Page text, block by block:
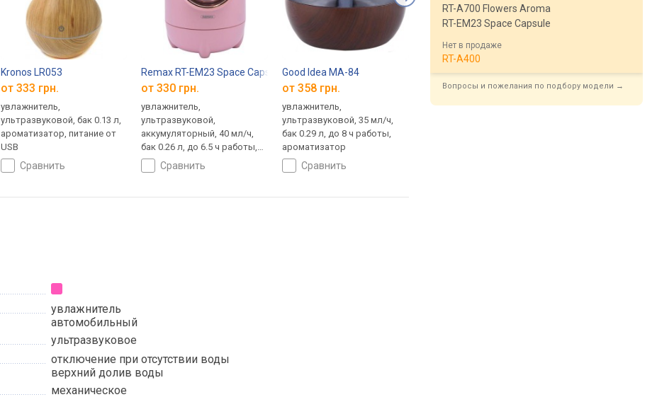
Kronos LR053
от 333 грн.
увлажнитель,
ультразвуковой, бак 0.13 л,
ароматизатор, питание от
USB
сравнить
Remax RT-EM23 Space Capsule
от 330 грн.
увлажнитель,
ультразвуковой,
аккумуляторный, 40 мл/ч,
бак 0.26 л, до 6.5 ч работы,
ароматизатор
сравнить
Good Idea MA-84
от 358 грн.
увлажнитель,
ультразвуковой, 35 мл/ч,
бак 0.29 л, до 8 ч работы,
ароматизатор
сравнить
от 318 грн.
увлажнитель,
от 399 грн.
увлажнитель,
увлажнитель
автомобильный
ультразвуковое
отключение при отсутствии воды
верхний долив воды
механическое
RT-A700 Flowers Aroma
RT-EM23 Space Capsule
Нет в продаже
RT-A400
Вопросы и пожелания по подбору модели →